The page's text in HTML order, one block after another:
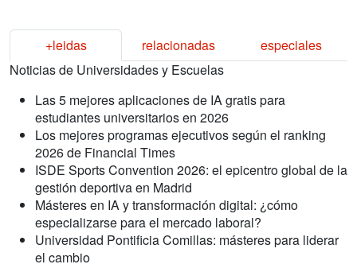
+leidas relacionadas
especiales
Noticias de Universidades y Escuelas
Las 5 mejores aplicaciones de IA gratis para
estudiantes universitarios en 2026
Los mejores programas ejecutivos según el ranking
2026 de Financial Times
ISDE Sports Convention 2026: el epicentro global de la
gestión deportiva en Madrid
Másteres en IA y transformación digital: ¿cómo
especializarse para el mercado laboral?
Universidad Pontificia Comillas: másteres para liderar
el cambio